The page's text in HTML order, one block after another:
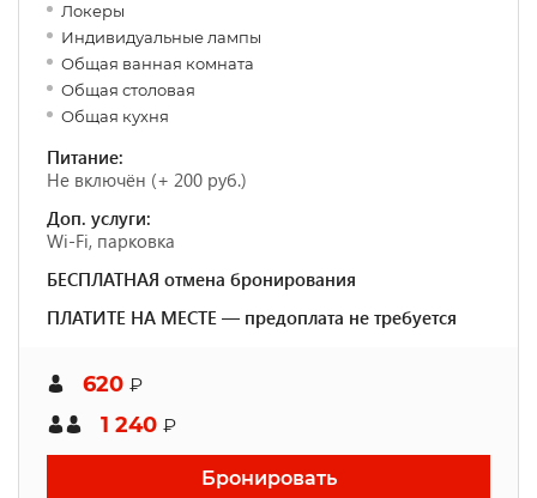
Локеры
Индивидуальные лампы
Общая ванная комната
Общая столовая
Общая кухня
Питание:
Не включён (+ 200 руб.)
Доп. услуги:
Wi-Fi, парковка
БЕСПЛАТНАЯ отмена бронирования
ПЛАТИТЕ НА МЕСТЕ — предоплата не требуется
620 ₽
1 240 ₽
Бронировать